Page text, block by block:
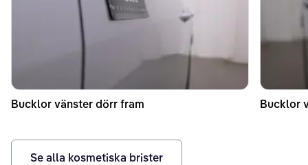
Bucklor vänster dörr fram Bucklor
Se alla kosmetiska brister